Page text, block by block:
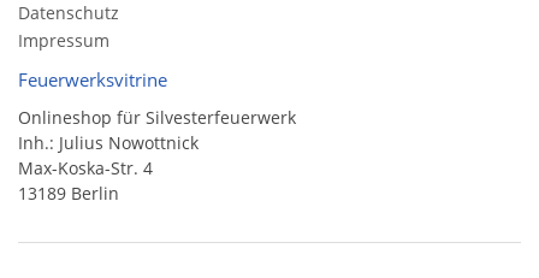
Datenschutz
Impressum
Feuerwerksvitrine
Onlineshop für Silvesterfeuerwerk
Inh.: Julius Nowottnick
Max-Koska-Str. 4
13189 Berlin